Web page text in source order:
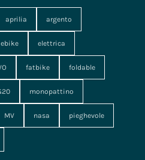
aprilia argento
ebike elettrica
fatbike foldable
monopattino
MV nasa pieghevole